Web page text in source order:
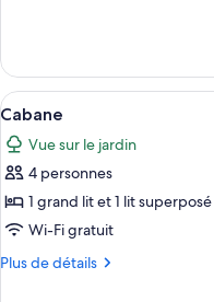
Cottage
Familial
le
type
de
chambre
Cottage
Familial
Afficher
toutes
les
photos
pour
ce
type
7
Cabane
Vue sur le jardin
4 personnes
1 grand lit et 1 lit superposé
Wi-Fi gratuit
Plus de détails
Plus